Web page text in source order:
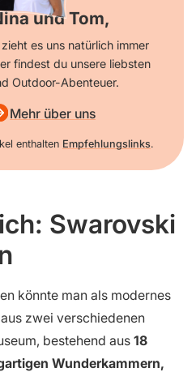
und Tom,
es uns natürlich immer
findest du unsere liebsten
Outdoor-Abenteuer.
Mehr über uns
enthalten Empfehlungslinks.
Swarovski
könnte man als modernes
zwei verschiedenen
bestehend aus18
Wunderkammern,